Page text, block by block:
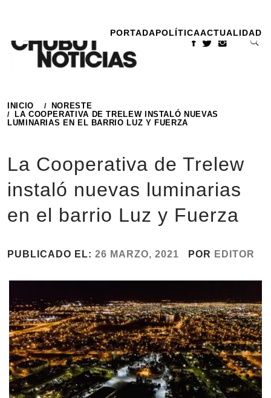
contenido
PORTADAPOLÍTICAACTUALIDAD
INICIO
NORESTE
LA COOPERATIVA DE TRELEW INSTALÓ NUEVAS
LUMINARIAS EN EL BARRIO LUZ Y FUERZA
La Cooperativa de Trelew
instaló nuevas luminarias
en el barrio Luz y Fuerza
PUBLICADO EL: 26 MARZO, 2021 POR EDITOR